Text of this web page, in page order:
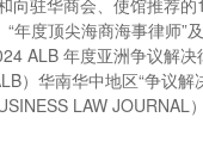
驻华商会、使馆推荐
度顶尖海商海事律师”
ALB 年度亚洲争议解决
）华南华中地区“争议解
LAW JOURNAL